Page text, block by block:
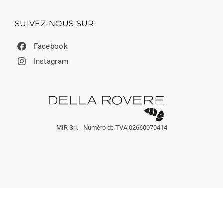
SUIVEZ-NOUS SUR
Facebook
Instagram
MIR Srl. - Numéro de TVA 02660070414